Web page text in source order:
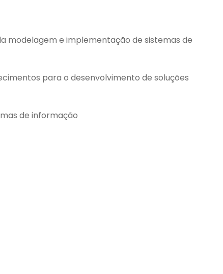
modelagem e implementação de sistemas de
para o desenvolvimento de soluções
de informação